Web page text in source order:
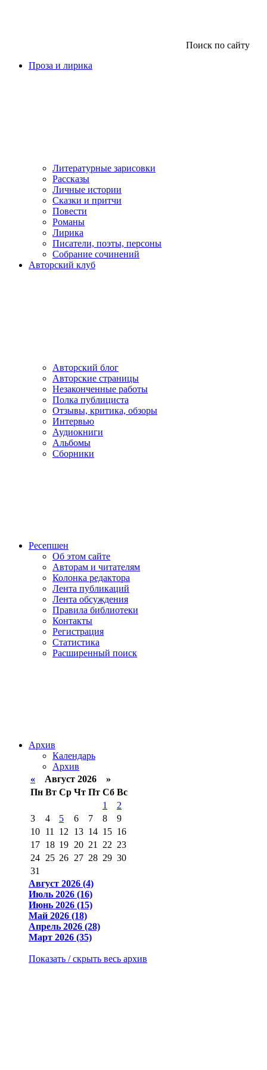
Поиск по сайту
Проза и лирика
Литературные зарисовки
Рассказы
Личные истории
Сказки и притчи
Повести
Романы
Лирика
Писатели, поэты, персоны
Собрание сочинений
Авторский клуб
Авторский блог
Авторские страницы
Незаконченные работы
Полка публициста
Отзывы, критика, обзоры
Интервью
Аудиокниги
Альбомы
Сборники
Ресепшен
Об этом сайте
Авторам и читателям
Колонка редактора
Лента публикаций
Лента обсуждения
Правила библиотеки
Контакты
Регистрация
Статистика
Расширенный поиск
Архив
Календарь
Архив
« Август 2026 »
Пн Вт Ср Чт Пт Сб Вс
1
2
3
4 5 6 7 8
9
10 11 12 13 14 15 16
17 18 19 20 21 22 23
24 25 26 27 28 29 30
31
Август 2026 (4)
Июль 2026 (16)
Июнь 2026 (15)
Май 2026 (18)
Апрель 2026 (28)
Март 2026 (35)
Показать / скрыть весь архив